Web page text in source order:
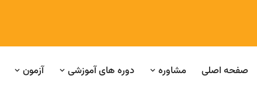
صفحه اصلی مشاوره دوره های آموزشی آزمون